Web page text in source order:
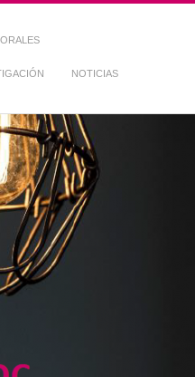
NOTICIAS